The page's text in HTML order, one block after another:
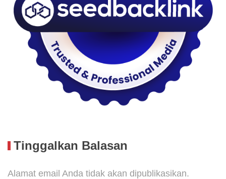
Tinggalkan Balasan
Alamat email Anda tidak akan dipublikasikan.